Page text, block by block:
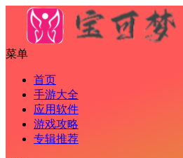
菜单
首页
手游大全
应用软件
游戏攻略
专辑推荐